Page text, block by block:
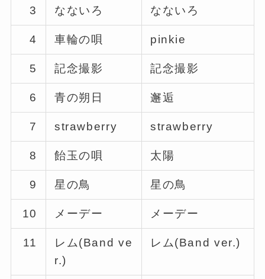
3 なないろ なないろ
4 車輪の唄 pinkie
5 記念撮影 記念撮影
6 青の朔日 邂逅
7 strawberry strawberry
8 飴玉の唄 太陽
9 星の鳥 星の鳥
10 メーデー メーデー
11
レム(Band ve
r.)
レム(Band ver.)